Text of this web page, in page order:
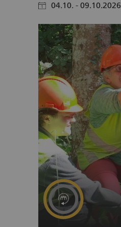
calendar 04.10. - 09.10.2026